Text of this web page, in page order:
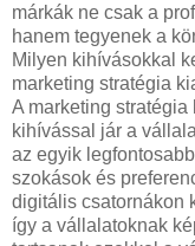
márkák ne csak a
hanem tegyenek a
Milyen kihívásokkal
marketing stratégia
A marketing
kihívással jár a
az egyik
szokások és
digitális csatornákon
így a vállalatoknak